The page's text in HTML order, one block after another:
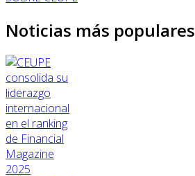
Noticias más populares